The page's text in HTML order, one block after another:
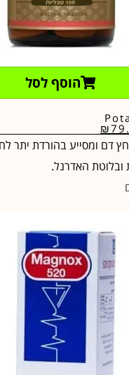
הוסף לסל
₪
דם ומסייע בהורדת יתר
ובלוטת האדרנל.